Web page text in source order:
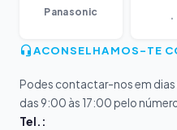
Panasonic
ACONSELHAMOS-TE
Podes contactar-nos em dias
das 9:00 às 17:00 pelo
Tel.: